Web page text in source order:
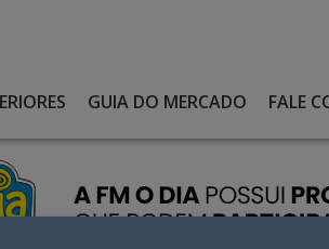
GUIA DO MERCADO FALE